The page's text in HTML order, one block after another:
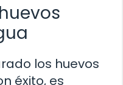
los huevos
éxito, es